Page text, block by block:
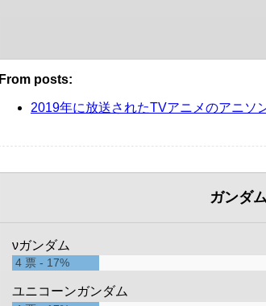
「かぐや様は告らせたい～天才たちの恋
From posts:
2019年に放送されたTVアニメのアニソ
ガンダ
νガンダム
4 票 17%
ユニコーンガンダム